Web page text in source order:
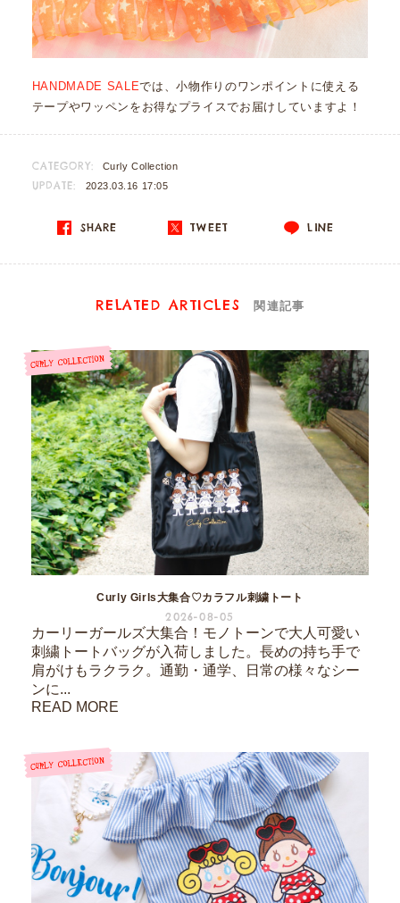
HANDMADE SALEでは、小物作りのワンポイントに使える
テープやワッペンをお得なプライスでお届けしていますよ！
CATEGORY: Curly Collection
UPDATE: 2023.03.16 17:05
SHARE TWEET LINE
RELATED ARTICLES 関連記事
Curly Girls大集合♡カラフル刺繍トート
2026-08-05
カーリーガールズ大集合！モノトーンで大人可愛い
刺繍トートバッグが入荷しました。長めの持ち手で
肩がけもラクラク。通勤・通学、日常の様々なシー
ンに...
READ MORE